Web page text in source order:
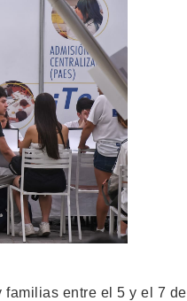
familias entre el 5 y el 7 de